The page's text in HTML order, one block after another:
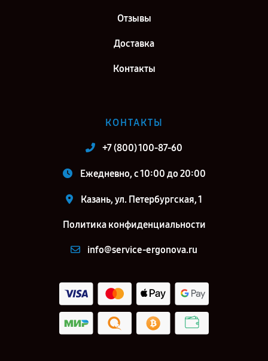
Отзывы
Доставка
Контакты
КОНТАКТЫ
+7 (800) 100-87-60
Ежедневно, с 10:00 до 20:00
Казань, ул. Петербургская, 1
Политика конфиденциальности
info@service-ergonova.ru